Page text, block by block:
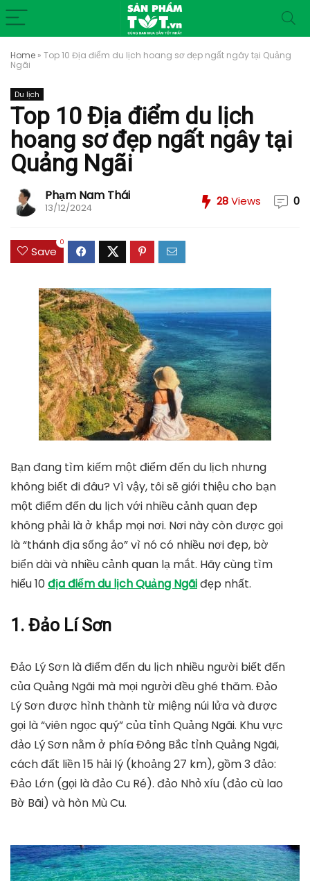
Home » Top 10 Địa điểm du lịch hoang sơ đẹp ngất ngây tại Quảng
Ngãi
Du lịch
Top 10 Địa điểm du lịch
hoang sơ đẹp ngất ngây tại
Quảng Ngãi
Phạm Nam Thái
13/12/2024 28Views 0
Save
0
Bạn đang tìm kiếm một điểm đến du lịch nhưng
không biết đi đâu? Vì vậy, tôi sẽ giới thiệu cho bạn
một điểm đến du lịch với nhiều cảnh quan đẹp
không phải là ở khắp mọi nơi. Nơi này còn được gọi
là “thánh địa sống ảo” vì nó có nhiều nơi đẹp, bờ
biển dài và nhiều cảnh quan lạ mắt. Hãy cùng tìm
hiểu 10địa điểm du lịch Quảng Ngãiđẹp nhất.
1. Đảo Lí Sơn
Đảo Lý Sơn là điểm đến du lịch nhiều người biết đến
của Quảng Ngãi mà mọi người đều ghé thăm. Đảo
Lý Sơn được hình thành từ miệng núi lửa và được
gọi là “viên ngọc quý” của tỉnh Quảng Ngãi. Khu vực
đảo Lý Sơn nằm ở phía Đông Bắc tỉnh Quảng Ngãi,
cách đất liền 15 hải lý (khoảng 27 km), gồm 3 đảo:
Đảo Lớn (gọi là đảo Cu Ré). đảo Nhỏ xíu (đảo cù lao
Bờ Bãi) và hòn Mù Cu.